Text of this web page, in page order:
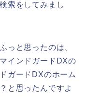
索をしてみまし
っと思ったのは、
インドガードDXの
ガードDXのホーム
と思ったんですよ